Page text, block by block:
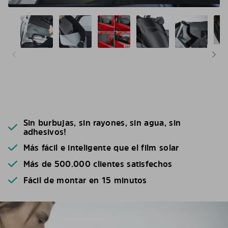
Sin burbujas, sin rayones, sin agua, sin
adhesivos!
Más fácil e inteligente que el film solar
Más de 500.000 clientes satisfechos
Fácil de montar en 15 minutos